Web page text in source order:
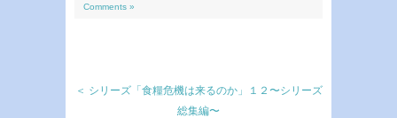
Comments »
＜ シリーズ「食糧危機は来るのか」１２〜シリーズ
総集編〜